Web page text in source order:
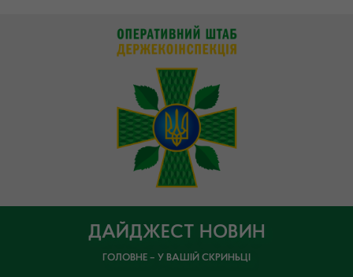
ДАЙДЖЕСТ НОВИН
ГОЛОВНЕ – У ВАШІЙ СКРИНЬЦІ